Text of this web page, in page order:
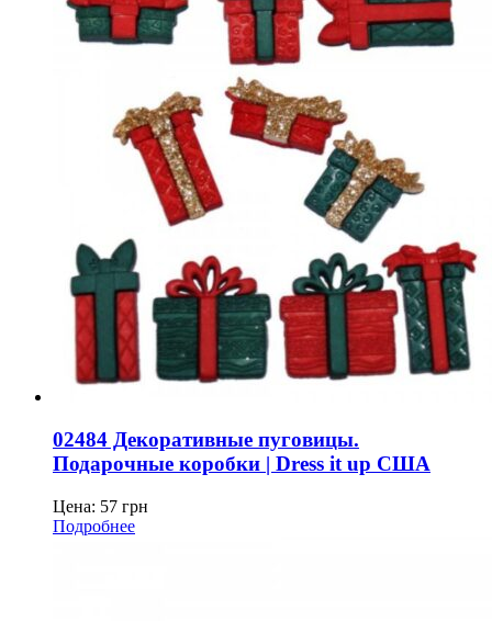
02484 Декоративные пуговицы.
Подарочные коробки | Dress it up США
Цена: 57 грн
Подробнее